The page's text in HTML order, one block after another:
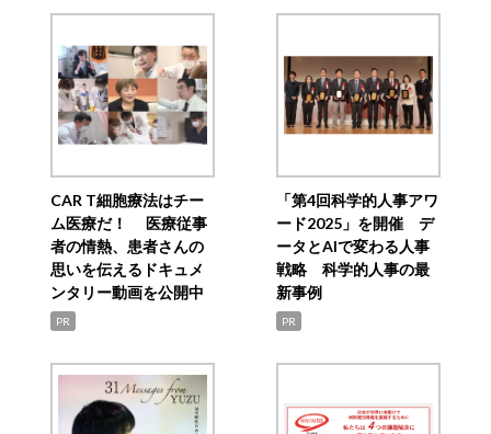
CAR T細胞療法はチー
ム医療だ！ 医療従事
者の情熱、患者さんの
思いを伝えるドキュメ
ンタリー動画を公開中
PR
「第4回科学的人事アワ
ード2025」を開催 デ
ータとAIで変わる人事
戦略 科学的人事の最
新事例
PR